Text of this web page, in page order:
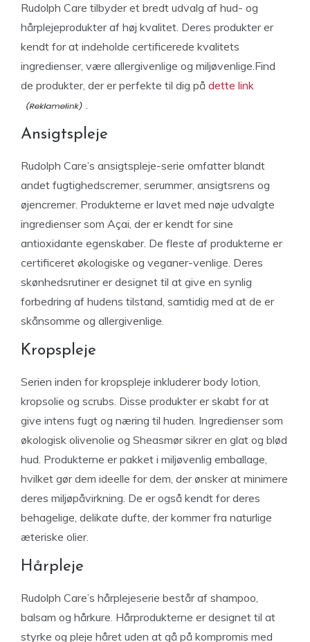
Rudolph Care tilbyder et bredt udvalg af hud- og
hårplejeprodukter af høj kvalitet. Deres produkter er
kendt for at indeholde certificerede kvalitets
ingredienser, være allergivenlige og miljøvenlige.Find
de produkter, der er perfekte til dig på dette link
.
Ansigtspleje
Rudolph Care’s ansigtspleje-serie omfatter blandt
andet fugtighedscremer, serummer, ansigtsrens og
øjencremer. Produkterne er lavet med nøje udvalgte
ingredienser som Açai, der er kendt for sine
antioxidante egenskaber. De fleste af produkterne er
certificeret økologiske og veganer-venlige. Deres
skønhedsrutiner er designet til at give en synlig
forbedring af hudens tilstand, samtidig med at de er
skånsomme og allergivenlige.
Kropspleje
Serien inden for kropspleje inkluderer body lotion,
kropsolie og scrubs. Disse produkter er skabt for at
give intens fugt og næring til huden. Ingredienser som
økologisk olivenolie og Sheasmør sikrer en glat og blød
hud. Produkterne er pakket i miljøvenlig emballage,
hvilket gør dem ideelle for dem, der ønsker at minimere
deres miljøpåvirkning. De er også kendt for deres
behagelige, delikate dufte, der kommer fra naturlige
æteriske olier.
Hårpleje
Rudolph Care’s hårplejeserie består af shampoo,
balsam og hårkure. Hårprodukterne er designet til at
styrke og pleje håret uden at gå på kompromis med